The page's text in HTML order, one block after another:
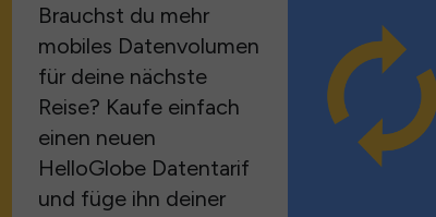
Brauchst du mehr
mobiles Datenvolumen
für deine nächste
Reise? Kaufe einfach
einen neuen
HelloGlobe Datentarif
und füge ihn deiner